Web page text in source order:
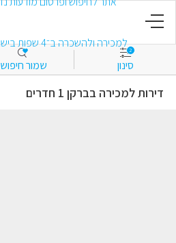
פרסום מודעה
2
סינון שמור חיפוש
דירות למכירה בברקן 1 חדרים